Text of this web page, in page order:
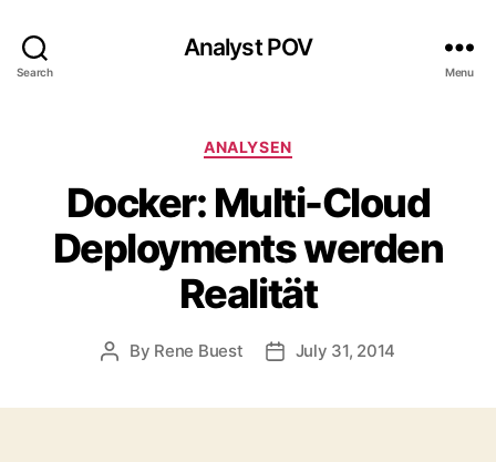
Search
Analyst POV
Menu
Categories
ANALYSEN
Docker: Multi-Cloud
Deployments werden
Realität
Post
By Rene Buest
PostJuly 31, 2014